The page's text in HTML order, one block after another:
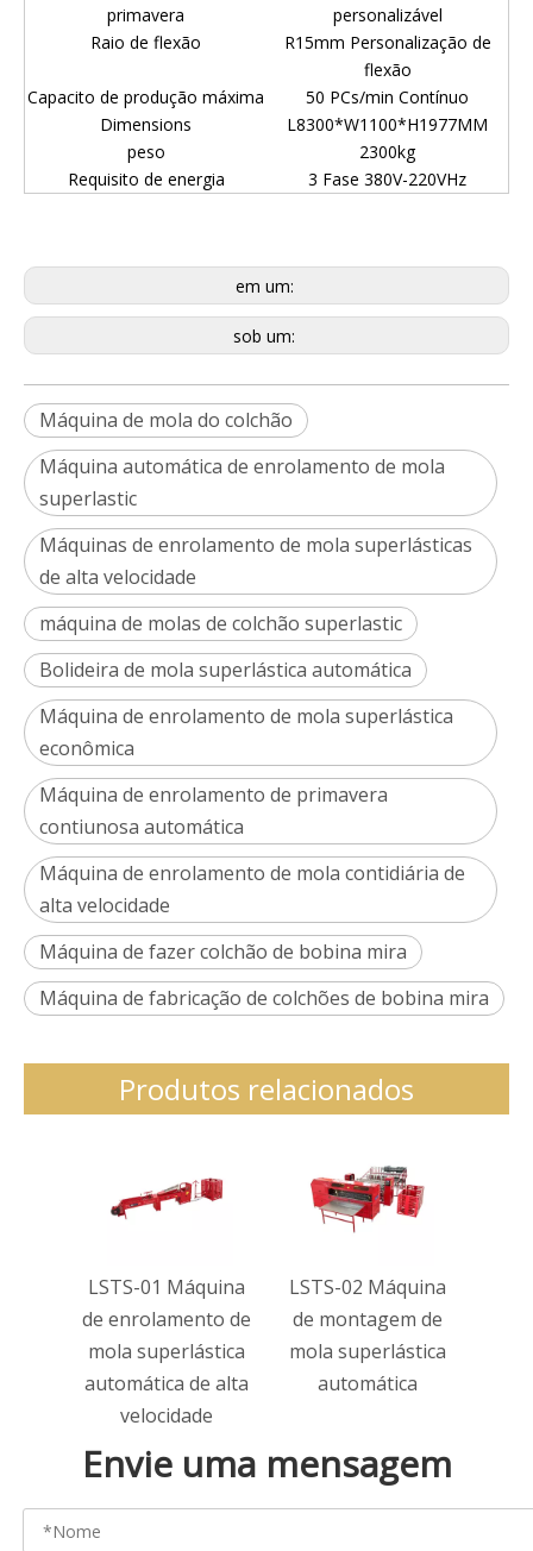
primavera
personalizável
Raio de flexão
R15mm Personalização de
flexão
Capacito de produção máxima
50 PCs/min Contínuo
Dimensions
L8300*W1100*H1977MM
peso
2300kg
Requisito de energia
3 Fase 380V-220VHz
em um:
sob um:
Máquina de mola do colchão
Máquina automática de enrolamento de mola
superlastic
Máquinas de enrolamento de mola superlásticas
de alta velocidade
máquina de molas de colchão superlastic
Bolideira de mola superlástica automática
Máquina de enrolamento de mola superlástica
econômica
Máquina de enrolamento de primavera
contiunosa automática
Máquina de enrolamento de mola contidiária de
alta velocidade
Máquina de fazer colchão de bobina mira
Máquina de fabricação de colchões de bobina mira
Produtos relacionados
LSTS-01 Máquina
de enrolamento de
mola superlástica
automática de alta
velocidade
LSTS-02 Máquina
de montagem de
mola superlástica
automática
Envie uma mensagem